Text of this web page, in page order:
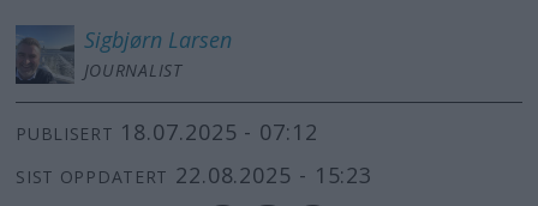
Sigbjørn Larsen
JOURNALIST
PUBLISERT 18.07.2025 - 07:12
SIST OPPDATERT 22.08.2025 - 15:23